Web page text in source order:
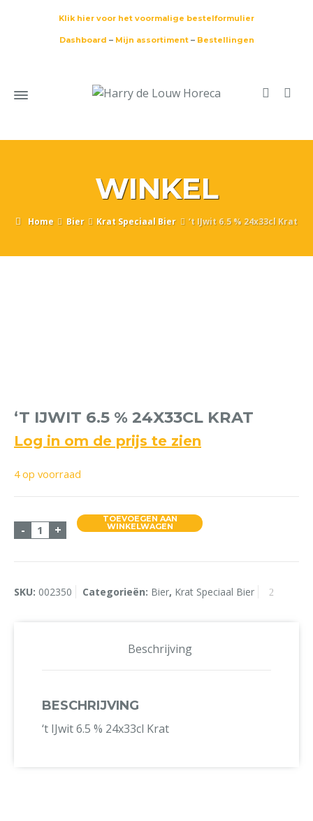
Klik hier voor het voormalige bestelformulier
Dashboard – Mijn assortiment– Bestellingen
WINKEL
Home Bier Krat Speciaal Bier ‘t IJwit 6.5 % 24x33cl Krat
‘T IJWIT 6.5 % 24X33CL KRAT
Log in om de prijs te zien
4 op voorraad
- 't IJwit 6.5 % 24x33cl Krat aantal
+
TOEVOEGEN AAN
WINKELWAGEN
SKU: 002350 Categorieën: Bier, Krat Speciaal Bier
Beschrijving
BESCHRIJVING
‘t IJwit 6.5 % 24x33cl Krat